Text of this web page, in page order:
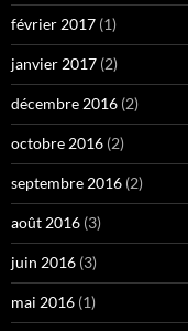
février 2017 (1)
janvier 2017 (2)
décembre 2016 (2)
octobre 2016 (2)
septembre 2016 (2)
août 2016 (3)
juin 2016 (3)
mai 2016 (1)